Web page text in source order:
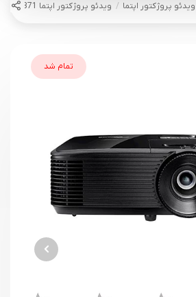
ویدئو پروژکتور اپتما ویدئو پروژکتور اپتما OPTOMA W371
تمام شد